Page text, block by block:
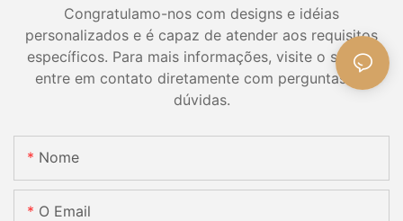
Congratulamo-nos com designs e idéias
personalizados e é capaz de atender aos requisitos
específicos. Para mais informações, visite o site ou
entre em contato diretamente com perguntas ou
dúvidas.
Nome
O Email